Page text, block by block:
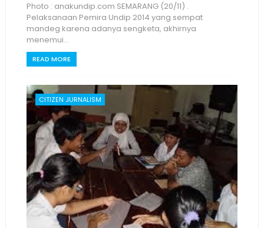
Photo : anakundip.com SEMARANG (20/11) .
Pelaksanaan Pemira Undip 2014 yang sempat
mandeg karena adanya sengketa, akhirnya
menemui...
READ MORE
CITIZEN JURNALISM